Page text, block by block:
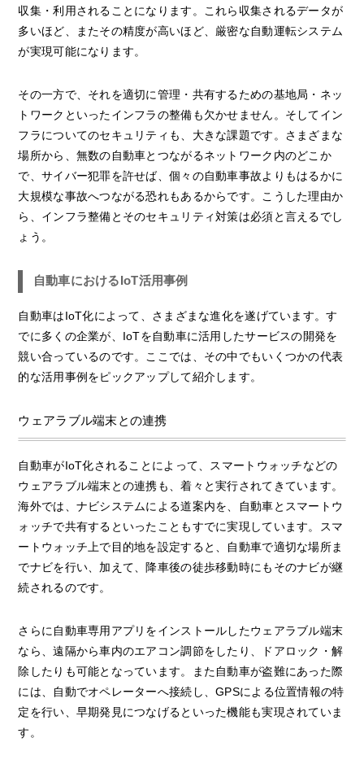
収集・利用されることになります。これら収集されるデータが
多いほど、またその精度が高いほど、厳密な自動運転システム
が実現可能になります。
その一方で、それを適切に管理・共有するための基地局・ネッ
トワークといったインフラの整備も欠かせません。そしてイン
フラについてのセキュリティも、大きな課題です。さまざまな
場所から、無数の自動車とつながるネットワーク内のどこか
で、サイバー犯罪を許せば、個々の自動車事故よりもはるかに
大規模な事故へつながる恐れもあるからです。こうした理由か
ら、インフラ整備とそのセキュリティ対策は必須と言えるでし
ょう。
自動車におけるIoT活用事例
自動車はIoT化によって、さまざまな進化を遂げています。す
でに多くの企業が、IoTを自動車に活用したサービスの開発を
競い合っているのです。ここでは、その中でもいくつかの代表
的な活用事例をピックアップして紹介します。
ウェアラブル端末との連携
自動車がIoT化されることによって、スマートウォッチなどの
ウェアラブル端末との連携も、着々と実行されてきています。
海外では、ナビシステムによる道案内を、自動車とスマートウ
ォッチで共有するといったこともすでに実現しています。スマ
ートウォッチ上で目的地を設定すると、自動車で適切な場所ま
でナビを行い、加えて、降車後の徒歩移動時にもそのナビが継
続されるのです。
さらに自動車専用アプリをインストールしたウェアラブル端末
なら、遠隔から車内のエアコン調節をしたり、ドアロック・解
除したりも可能となっています。また自動車が盗難にあった際
には、自動でオペレーターへ接続し、GPSによる位置情報の特
定を行い、早期発見につなげるといった機能も実現されていま
す。